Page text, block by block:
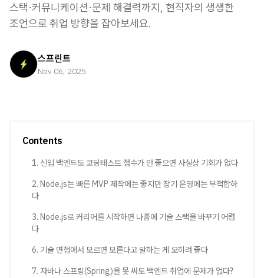
스택·커뮤니케이션·문제 해결력까지, 현직자의 생생한
조언으로 취업 방향을 잡아보세요.
스프린트
Nov 06, 2025
Contents
1. 신입 백엔드도 코딩테스트 점수가 안 좋으면 사실상 기회가 없다
2. Node.js는 빠른 MVP 제작에는 좋지만 장기 운영에는 부적합하
다
3. Node.js로 커리어를 시작하면 나중에 기술 스택을 바꾸기 어렵
다
6. 기술 면접에서 모르면 모른다고 말하는 게 오히려 좋다
7. 자바나 스프링(Spring)을 못 써도 백엔드 취업에 문제가 없다?